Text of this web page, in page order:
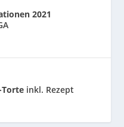
2021
Torte inkl. Rezept